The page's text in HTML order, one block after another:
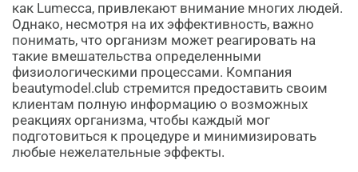
как Lumecca, привлекают внимание многих людей.
Однако, несмотря на их эффективность, важно
понимать, что организм может реагировать на
такие вмешательства определенными
физиологическими процессами. Компания
beautymodel.club стремится предоставить своим
клиентам полную информацию о возможных
реакциях организма, чтобы каждый мог
подготовиться к процедуре и минимизировать
любые нежелательные эффекты.